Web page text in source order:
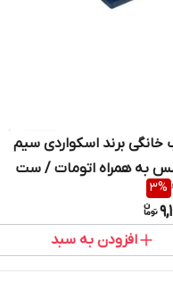
برند اسکواردی سیم
به همراه اتومات / ست
3%
افزودن به سبد